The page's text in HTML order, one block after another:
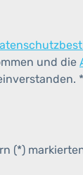
und die
*
(*)